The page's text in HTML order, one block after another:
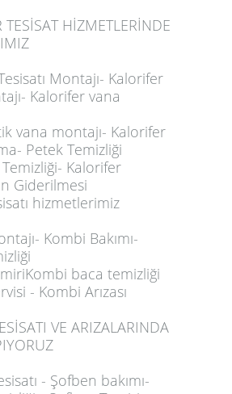
TESİSAT HİZMETLERİNDE
Montajı- Kalorifer
Kalorifer vana
vana montajı- Kalorifer
Petek Temizliği
Kalorifer
Giderilmesi
hizmetlerimiz
Kombi Bakımı-
baca temizliği
- Kombi Arızası
VE ARIZALARINDA
- Şofben bakımı-